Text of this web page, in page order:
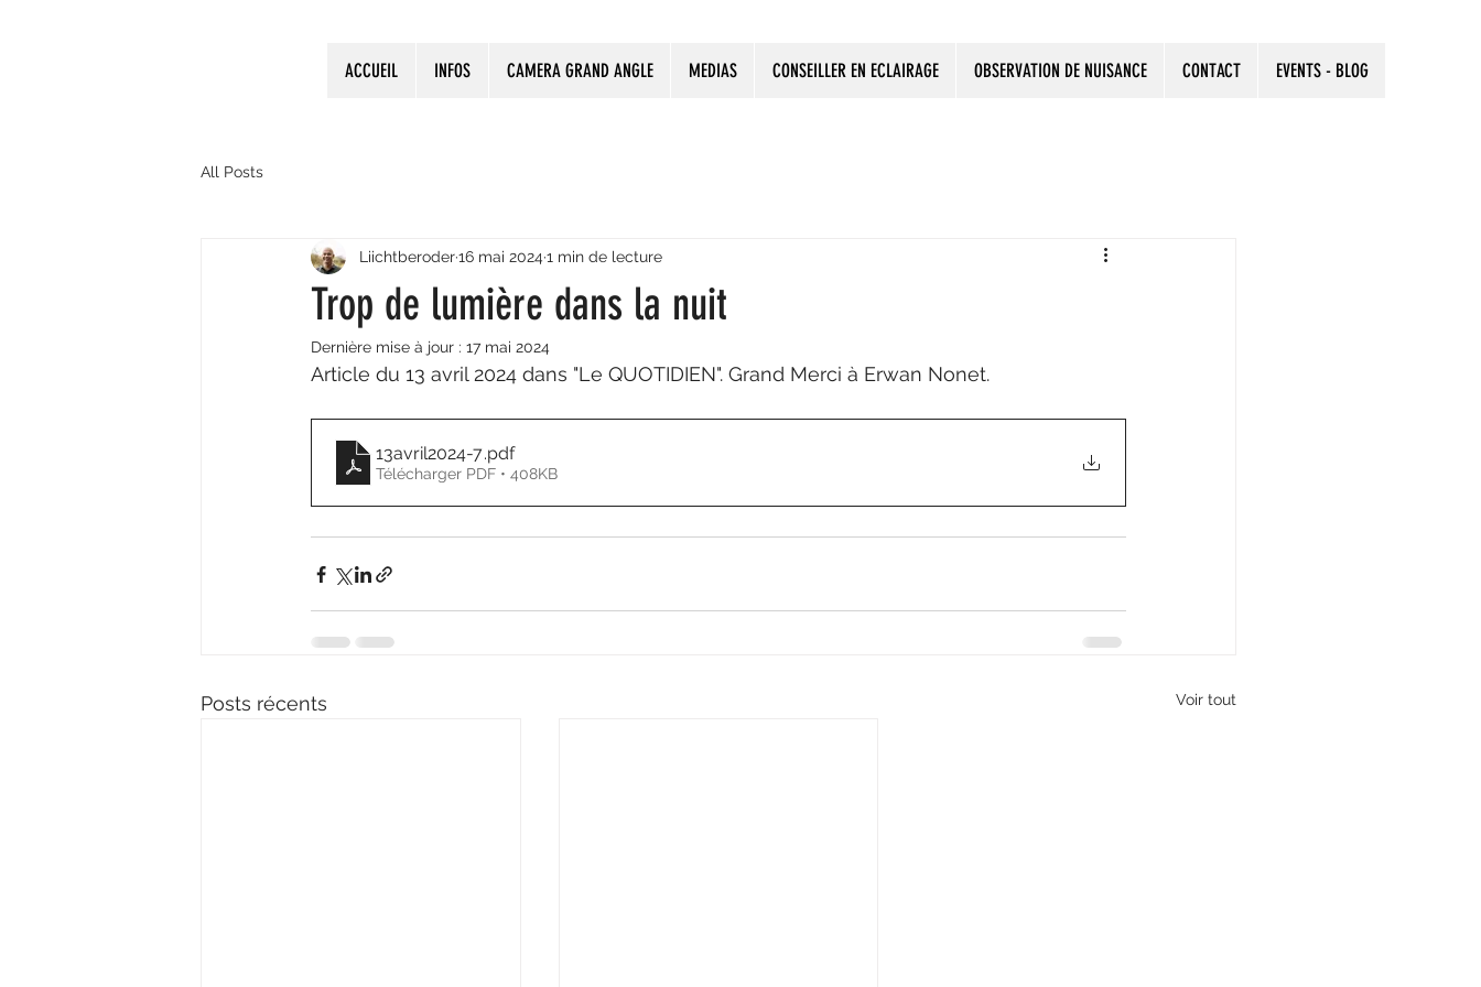
ACCUEIL INFOS CAMERA GRAND ANGLE MEDIAS CONSEILLER EN ECLAIRAGE OBSERVATION DE NUISANCE CONTACT EVENTS - BLOG
All Posts
Trop de lumière dans la nuit
Liichtberoder16 mai 2024 1 min de lecture
Dernière mise à jour : 17 mai 2024
Article du 13 avril 2024 dans "Le QUOTIDIEN". Grand Merci à Erwan Nonet.
13avril2024-7.pdf
Télécharger PDF • 408KB
Posts récents Voir tout